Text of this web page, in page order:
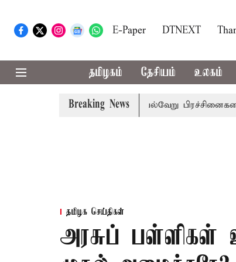
E-Paper DTNEXT
தமிழகம் தேசியம் உலகம்
Breaking News
இன்று தொடக்கம்: பல்வேறு பிரச்சினைகளை
தமிழக செய்திகள்
அரசுப் பள்ளிகள்